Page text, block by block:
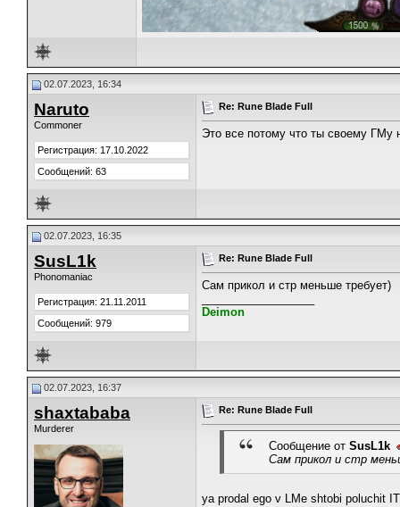
02.07.2023, 16:34
Naruto
Commoner
Регистрация: 17.10.2022
Сообщений: 63
Re: Rune Blade Full
Это все потому что ты своему ГМу
02.07.2023, 16:35
SusL1k
Phonomaniac
Регистрация: 21.11.2011
Сообщений: 979
Re: Rune Blade Full
Сам прикол и стр меньше требует)
Deimon
02.07.2023, 16:37
shaxtababa
Murderer
Re: Rune Blade Full
Сообщение от SusL1k
Сам прикол и стр
ya prodal ego v LMe shtobi poluchit